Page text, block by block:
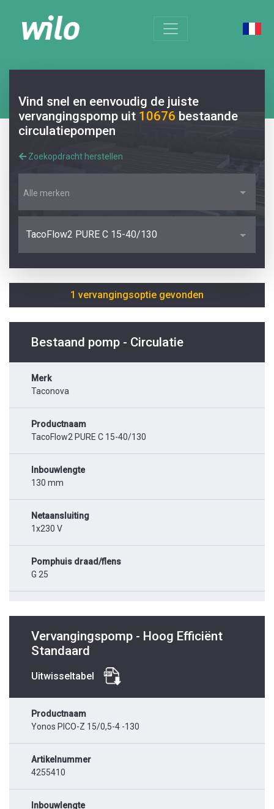
Vind snel en eenvoudig de juiste
vervangingspomp uit 10676 bestaande
circulatiepompen
Zoekopdracht herstellen
Alle merken
TacoFlow2 PURE C 15-40/130
1 vervangingsoptie gevonden
Bestaand pomp - Circulatie
Merk
Taconova
Productnaam
TacoFlow2 PURE C 15-40/130
Inbouwlengte
130 mm
Netaansluiting
1x230 V
Pomphuis draad/flens
G 25
Vervangingspomp - Hoog Efficiënt
Standaard
Uitwisseltabel
Productnaam
Yonos PICO-Z 15/0,5-4 -130
Artikelnummer
4255410
Inbouwlengte